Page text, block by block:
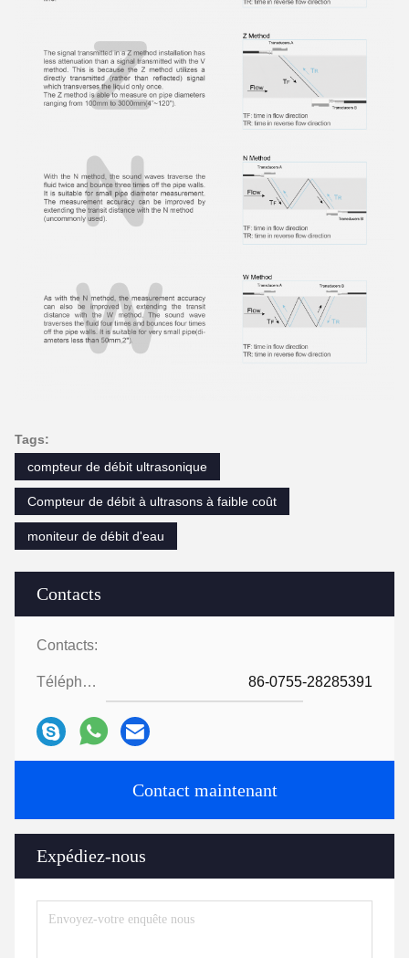
Contacts
Contacts:
Téléphone: 86-0755-28285391
Contact maintenant
Expédiez-nous
Tags:
compteur de débit ultrasonique
Compteur de débit à ultrasons à faible coût
moniteur de débit d'eau